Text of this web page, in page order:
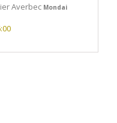
Averbec Mondai